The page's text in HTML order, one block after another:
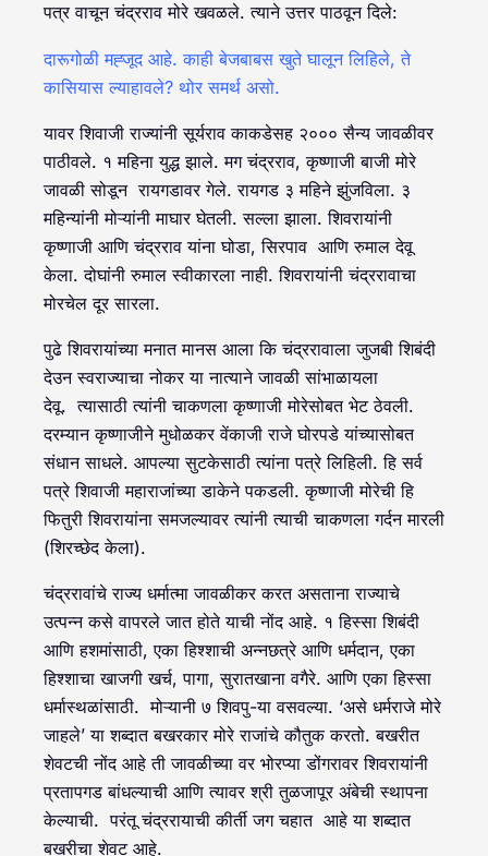
पत्र वाचून चंद्रराव मोरे खवळले. त्याने उत्तर पाठवून दिले:
दारूगोळी मह्जूद आहे. काही बेजबाबस खुते घालून लिहिले, ते
कासियास ल्याहावले? थोर समर्थ असो.
यावर शिवाजी राज्यांनी सूर्यराव काकडेसह २००० सैन्य जावळीवर
पाठीवले. १ महिना युद्ध झाले. मग चंद्रराव, कृष्णाजी बाजी मोरे
जावळी सोडून रायगडावर गेले. रायगड ३ महिने झुंजविला. ३
महिन्यांनी मोऱ्यांनी माघार घेतली. सल्ला झाला. शिवरायांनी
कृष्णाजी आणि चंद्रराव यांना घोडा, सिरपाव आणि रुमाल देवू
केला. दोघांनी रुमाल स्वीकारला नाही. शिवरायांनी चंद्ररावाचा
मोरचेल दूर सारला.
पुढे शिवरायांच्या मनात मानस आला कि चंद्ररावाला जुजबी शिबंदी
देउन स्वराज्याचा नोकर या नात्याने जावळी सांभाळायला
देवू. त्यासाठी त्यांनी चाकणला कृष्णाजी मोरेसोबत भेट ठेवली.
दरम्यान कृष्णाजीने मुधोळकर वेंकाजी राजे घोरपडे यांच्यासोबत
संधान साधले. आपल्या सुटकेसाठी त्यांना पत्रे लिहिली. हि सर्व
पत्रे शिवाजी महाराजांच्या डाकेने पकडली. कृष्णाजी मोरेची हि
फितुरी शिवरायांना समजल्यावर त्यांनी त्याची चाकणला गर्दन मारली
(शिरच्छेद केला).
चंद्ररावांचे राज्य धर्मात्मा जावळीकर करत असताना राज्याचे
उत्पन्न कसे वापरले जात होते याची नोंद आहे. १ हिस्सा शिबंदी
आणि हशमांसाठी, एका हिश्शाची अन्नछत्रे आणि धर्मदान, एका
हिश्शाचा खाजगी खर्च, पागा, सुरातखाना वगैरे. आणि एका हिस्सा
धर्मास्थळांसाठी. मोऱ्यानी ७ शिवपु-या वसवल्या. ‘असे धर्मराजे मोरे
जाहले’ या शब्दात बखरकार मोरे राजांचे कौतुक करतो. बखरीत
शेवटची नोंद आहे ती जावळीच्या वर भोरप्या डोंगरावर शिवरायांनी
प्रतापगड बांधल्याची आणि त्यावर श्री तुळजापूर अंबेची स्थापना
केल्याची. परंतू चंद्ररायाची कीर्ती जग चहात आहे या शब्दात
बखरीचा शेवट आहे.